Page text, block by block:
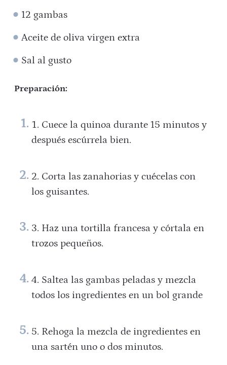
12 gambas
Aceite de oliva virgen extra
Sal al gusto
Preparación:
Cuece la quinoa durante 15 minutos y
después escúrrela bien.
Corta las zanahorias y cuécelas con
los guisantes.
Haz una tortilla francesa y córtala en
trozos pequeños.
Saltea las gambas peladas y mezcla
todos los ingredientes en un bol grande
Rehoga la mezcla de ingredientes en
una sartén uno o dos minutos.